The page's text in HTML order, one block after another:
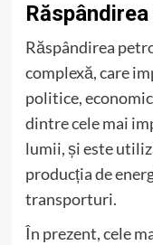
Răspândirea
complexă, care
politice,
dintre cele mai
lumii, și este
producția de
transporturi.
În prezent, cele